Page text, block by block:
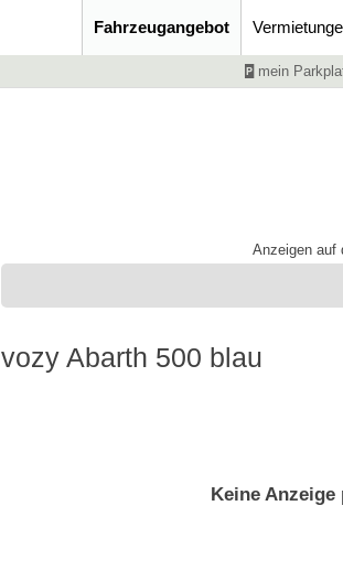
Fahrzeugangebot
mein
Anzeigen auf
vozy Abarth 500 blau
Keine